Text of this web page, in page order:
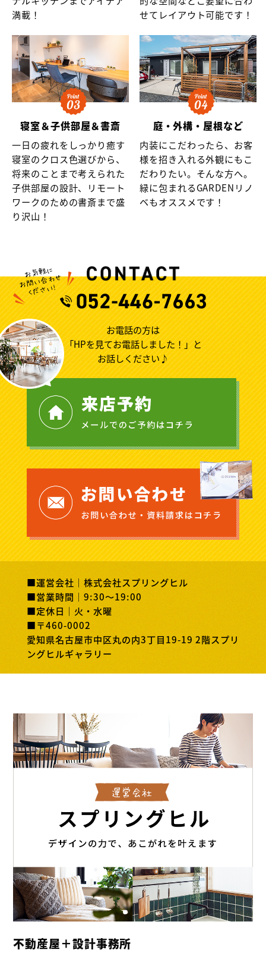
満載！
せてレイアウト可能です！
寝室＆子供部屋＆書斎
一日の疲れをしっかり癒す
寝室のクロス色選びから、
将来のことまで考えられた
子供部屋の設計、リモート
ワークのための書斎まで盛
り沢山！
庭・外構・屋根など
内装にこだわったら、お客
様を招き入れる外観にもこ
だわりたい。そんな方へ。
緑に包まれるGARDENリノ
ベもオススメです！
お電話の方は
「HPを見てお電話しました！」と
お話しください♪
■運営会社｜株式会社スプリングヒル
■営業時間｜9:30～19:00
■定休日｜火・水曜
■〒460-0002
愛知県名古屋市中区丸の内3丁目19-19 2階スプリ
ングヒルギャラリー
不動産屋＋設計事務所